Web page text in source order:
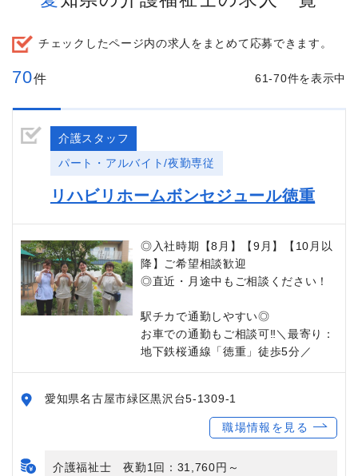
チェックしたページ内の求人をまとめて応募できます。
70件 61-70件を表示中
介護スタッフ
パート・アルバイト/夜勤専従
リハビリホームボンセジュール徳重
◎入社時期【8月】【9月】【10月以
降】ご希望相談歓迎
◎直近・月途中もご相談ください！
駅チカで通勤しやすい◎
お車での通勤もご相談可‼＼最寄り：
地下鉄桜通線「徳重」徒歩5分／
愛知県名古屋市緑区黒沢台5-1309-1
職場情報を見る
介護福祉士 夜勤1回：31,760円～